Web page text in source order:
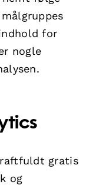
for
nogle
gratis
og